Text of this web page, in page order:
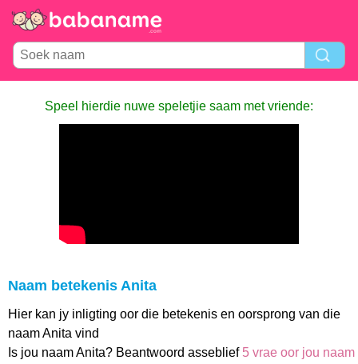
Speel hierdie nuwe speletjie saam met vriende:
Naam betekenis Anita
Hier kan jy inligting oor die betekenis en oorsprong van die
naam Anita vind
Is jou naam Anita? Beantwoord asseblief 5 vrae oor jou naam